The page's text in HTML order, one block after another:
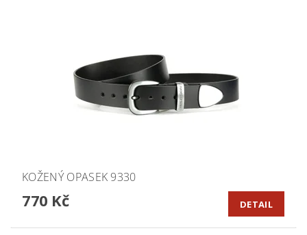
KOŽENÝ OPASEK 9330
770 Kč DETAIL